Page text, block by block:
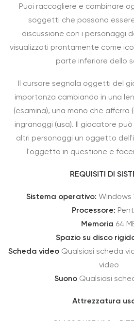
Puoi raccogliere e combinare
soggetti che possono
discussione con i personaggi
visualizzati prontamente come
parte inferiore dello
Il cursore segnala oggetti del
importanza cambiando in una
(esamina), una mano che afferra
ingranaggi (usa). Il giocatore
altri personaggi un oggetto
l'oggetto in questione e
REQUISITI DI
Sistema operativo: Windows
Processore:
Memoria 64
Spazio su disco
Scheda videoQualsiasi scheda
video
SuonoQualsiasi
Attrezzatura